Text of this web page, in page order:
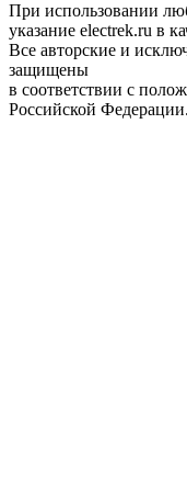
При использовании
указание electrek.ru в
Все авторские и
защищены
в соответствии с
Российской Федерации.